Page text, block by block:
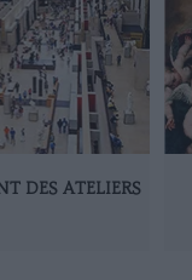
DES ATELIERS